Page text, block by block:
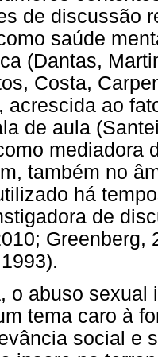
de discussão
saúde
(Dantas,
Costa,
acrescida ao
de aula
mediadora
também no
há
de
o abuso sexual
tema caro à
social e